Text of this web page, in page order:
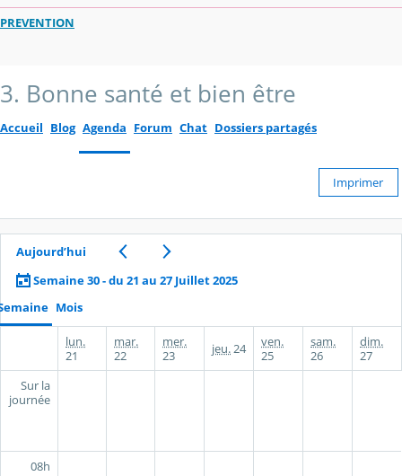
PREVENTION
3. Bonne santé et bien être
Accueil Blog Agenda Forum Chat Dossiers partagés
Imprimer
Aujourd’hui
Semaine 30 - du 21 au 27 Juillet 2025
Mois
lun.
21
mar.
22
mer.
23
jeu.24
ven.
25
sam.
26
dim.
27
Sur la
journée
08h